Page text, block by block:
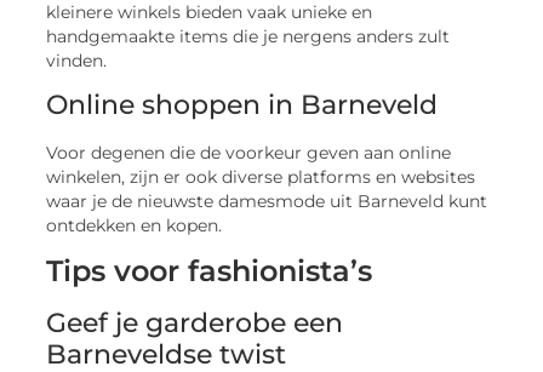
kleinere winkels bieden vaak unieke en
handgemaakte items die je nergens anders zult
vinden.
Online shoppen in Barneveld
Voor degenen die de voorkeur geven aan online
winkelen, zijn er ook diverse platforms en websites
waar je de nieuwste damesmode uit Barneveld kunt
ontdekken en kopen.
Tips voor fashionista’s
Geef je garderobe een
Barneveldse twist